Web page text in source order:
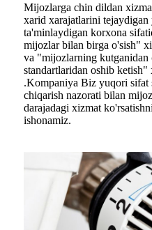
Mijozlarga chin dildan
xarid xarajatlarini
ta'minlaydigan korxona
mijozlar bilan birga o'sish"
va "mijozlarning kutganidan
standartlaridan oshib
.Kompaniya Biz yuqori sifat
chiqarish nazorati bilan
darajadagi xizmat
ishonamiz.